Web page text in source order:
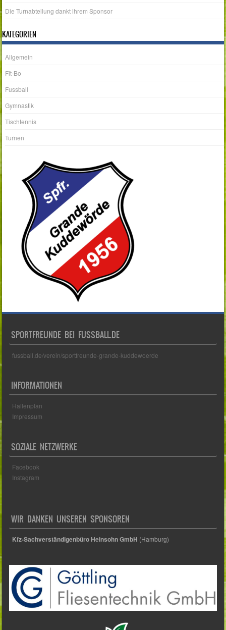
Die Turnabteilung dankt ihrem Sponsor
KATEGORIEN
Allgemein
Fit-Bo
Fussball
Gymnastik
Tischtennis
Turnen
SPORTFREUNDE BEI FUSSBALL.DE
fussball.de/verein/sportfreunde-grande-kuddewoerde
INFORMATIONEN
Hallenplan
Impressum
SOZIALE NETZWERKE
Facebook
Instagram
WIR DANKEN UNSEREN SPONSOREN
Kfz-Sachverständigenbüro Heinsohn GmbH (Hamburg)